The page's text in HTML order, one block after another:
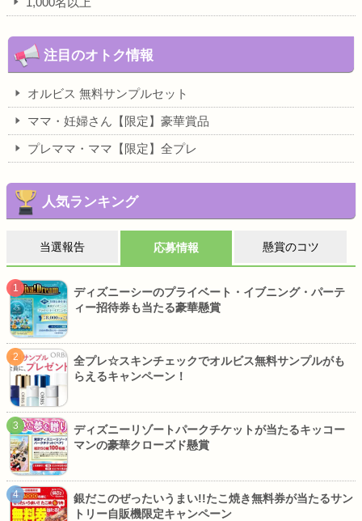
注目のオトク情報
オルビス 無料サンプルセット
ママ・妊婦さん【限定】豪華賞品
プレママ・ママ【限定】全プレ
人気ランキング
当選報告 応募情報 懸賞のコツ
ディズニーシーのプライベート・イブニング・パーテ
ィー招待券も当たる豪華懸賞
全プレ☆スキンチェックでオルビス無料サンプルがも
らえるキャンペーン！
ディズニーリゾートパークチケットが当たるキッコー
マンの豪華クローズド懸賞
銀だこのぜったいうまい!!たこ焼き無料券が当たるサン
トリー自販機限定キャンペーン